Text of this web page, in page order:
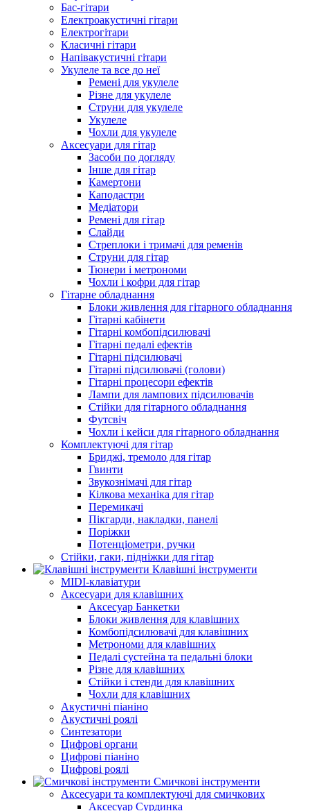
Бас-гітари
Електроакустичні гітари
Електрогітари
Класичні гітари
Напівакустичні гітари
Укулеле та все до неї
Ремені для укулеле
Різне для укулеле
Струни для укулеле
Укулеле
Чохли для укулеле
Аксесуари для гітар
Засоби по догляду
Інше для гітар
Камертони
Каподастри
Медіатори
Ремені для гітар
Слайди
Стреплоки і тримачі для ременів
Струни для гітар
Тюнери і метрономи
Чохли і кофри для гітар
Гітарне обладнання
Блоки живлення для гітарного обладнання
Гітарні кабінети
Гітарні комбопідсилювачі
Гітарні педалі ефектів
Гітарні підсилювачі
Гітарні підсилювачі (голови)
Гітарні процесори ефектів
Лампи для лампових підсилювачів
Стійки для гітарного обладнання
Футсвіч
Чохли і кейси для гітарного обладнання
Комплектуючі для гітар
Бриджі, тремоло для гітар
Гвинти
Звукознімачі для гітар
Кілкова механіка для гітар
Перемикачі
Пікгарди, накладки, панелі
Поріжки
Потенціометри, ручки
Стійки, гаки, підніжки для гітар
Клавішні інструменти
MIDI-клавіатури
Аксесуари для клавішних
Аксесуар Банкетки
Блоки живлення для клавішних
Комбопідсилювачі для клавішних
Метрономи для клавішних
Педалі сустейна та педальні блоки
Різне для клавішних
Стійки і стенди для клавішних
Чохли для клавішних
Акустичні піаніно
Акустичні роялі
Синтезатори
Цифрові органи
Цифрові піаніно
Цифрові роялі
Смичкові інструменти
Аксесуари та комплектуючі для смичкових
Аксесуар Сурдинка